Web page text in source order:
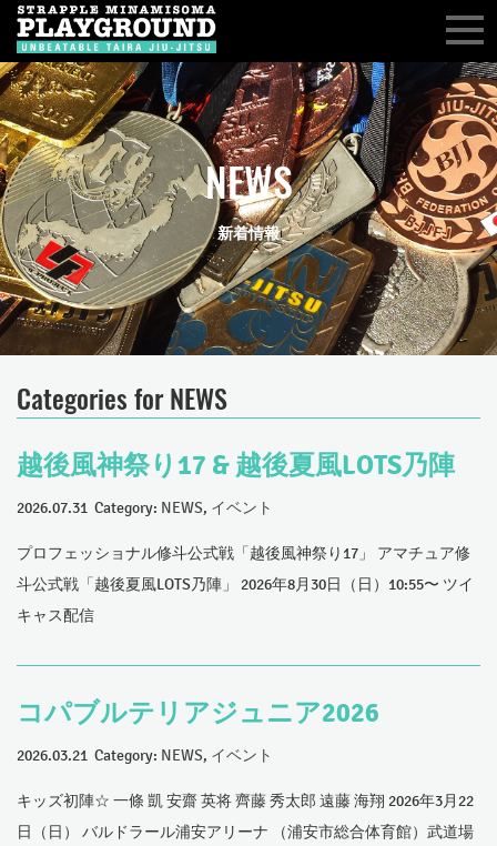
NEWS
新着情報
Categories for NEWS
越後風神祭り17 & 越後夏風LOTS乃陣
2026.07.31 Category: NEWS, イベント
プロフェッショナル修斗公式戦「越後風神祭り17」 アマチュア修
斗公式戦「越後夏風LOTS乃陣」 2026年8月30日（日）10:55〜 ツイ
キャス配信
コパブルテリアジュニア2026
2026.03.21 Category: NEWS, イベント
キッズ初陣☆ 一條 凱 安齋 英将 齊藤 秀太郎 遠藤 海翔 2026年3月22
日（日） バルドラール浦安アリーナ （浦安市総合体育館）武道場